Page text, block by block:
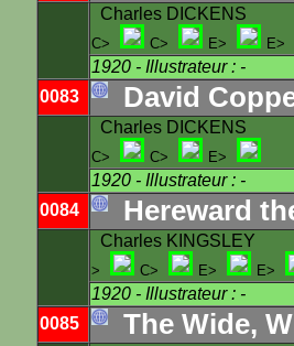
Charles DICKENS
C> C> E> E>
1920 - Illustrateur : -
0083
David
Charles DICKENS
C> C> E>
1920 - Illustrateur : -
0084
Hereward
Charles KINGSLEY
> C> E> E>
1920 - Illustrateur : -
0085
The Wide,